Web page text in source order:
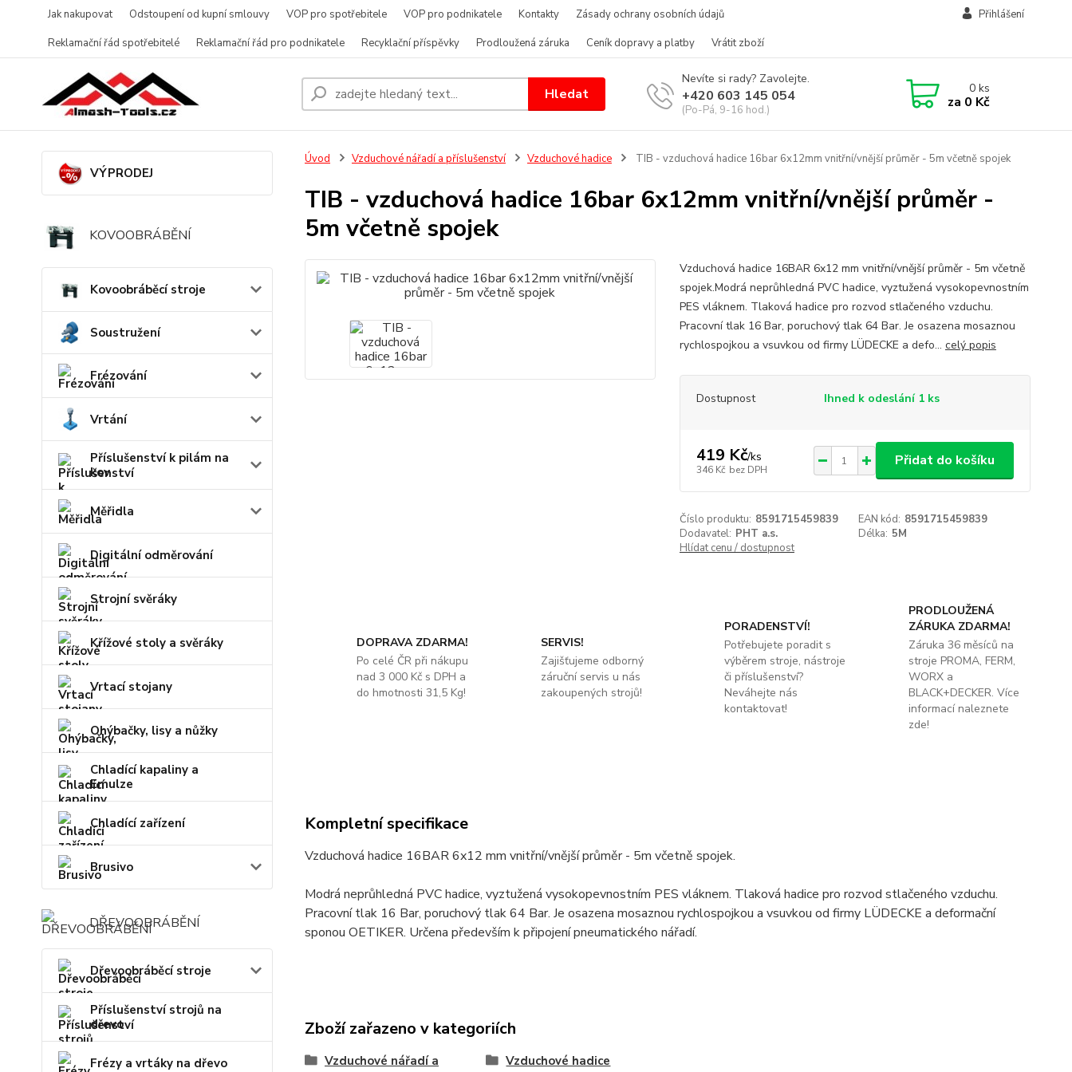
Jak nakupovat Odstoupení od kupní smlouvy VOP pro spotřebitele VOP pro podnikatele Kontakty
Zásady ochrany osobních údajů
Reklamační řád spotřebitelé
Reklamační řád pro podnikatele Recyklační příspěvky Prodloužená záruka Ceník dopravy a platby Vrátit zboží
Přihlášení
Hledat
Nevíte si rady? Zavolejte.
+420 603 145 054
(Po-Pá, 9-16 hod.)
0ks
za 0 Kč
VÝPRODEJ
KOVOOBRÁBĚNÍ
Kovoobráběcí stroje
Soustružení
Frézování
Vrtání
Příslušenství k pilám na
kov
Měřidla
Digitální odměrování
Strojní svěráky
Křížové stoly a svěráky
Vrtací stojany
Ohýbačky, lisy a nůžky
Chladící kapaliny a
Emulze
Chladící zařízení
Brusivo
DŘEVOOBRÁBĚNÍ
Dřevoobráběcí stroje
Příslušenství strojů na
dřevo
Frézy a vrtáky na dřevo
Úvod Vzduchové nářadí a příslušenství Vzduchové hadice TIB - vzduchová hadice 16bar 6x12mm vnitřní/vnější průměr - 5m včetně spojek
TIB - vzduchová hadice 16bar 6x12mm vnitřní/vnější průměr -
5m včetně spojek
Vzduchová hadice 16BAR 6x12 mm vnitřní/vnější průměr - 5m včetně
spojek.Modrá neprůhledná PVC hadice, vyztužená vysokopevnostním
PES vláknem. Tlaková hadice pro rozvod stlačeného vzduchu.
Pracovní tlak 16 Bar, poruchový tlak 64 Bar. Je osazena mosaznou
rychlospojkou a vsuvkou od firmy LÜDECKE a defo... celý popis
Dostupnost Ihned k odeslání 1 ks
419 Kč/ks
346 Kč bez DPH
Přidat do košíku
Číslo produktu: 8591715459839 EAN kód: 8591715459839
Dodavatel: PHT a.s. Délka: 5M
Hlídat cenu / dostupnost
DOPRAVA ZDARMA!
Po celé ČR při nákupu
nad 3 000 Kč s DPH a
do hmotnosti 31,5 Kg!
SERVIS!
Zajišťujeme odborný
záruční servis u nás
zakoupených strojů!
PORADENSTVÍ!
Potřebujete poradit s
výběrem stroje, nástroje
či příslušenství?
Neváhejte nás
kontaktovat!
PRODLOUŽENÁ
ZÁRUKA ZDARMA!
Záruka 36 měsíců na
stroje PROMA, FERM,
WORX a
BLACK+DECKER. Více
informací naleznete
zde!
Kompletní specifikace
Vzduchová hadice 16BAR 6x12 mm vnitřní/vnější průměr - 5m včetně spojek.
Modrá neprůhledná PVC hadice, vyztužená vysokopevnostním PES vláknem. Tlaková hadice pro rozvod stlačeného vzduchu.
Pracovní tlak 16 Bar, poruchový tlak 64 Bar. Je osazena mosaznou rychlospojkou a vsuvkou od firmy LÜDECKE a deformační
sponou OETIKER. Určena především k připojení pneumatického nářadí.
Zboží zařazeno v kategoriích
Vzduchové nářadí a
Vzduchové hadice